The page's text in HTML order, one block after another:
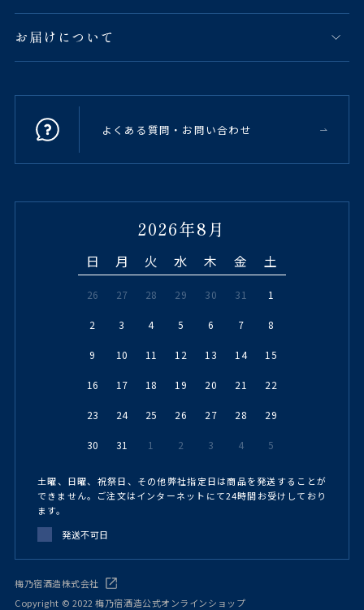
お届けについて
よくある質問・お問い合わせ
2026年8月
日 月 火 水 木 金 土
26 27 28 29 30 31 1
2 3 4 5 6 7 8
9 10 11 12 13 14 15
16 17 18 19 20 21 22
23 24 25 26 27 28 29
30 31 1 2 3 4 5
土曜、日曜、祝祭日、その他弊社指定日は商品を発送することが
できません。ご注文はインターネットにて24時間お受けしており
ます。
発送不可日
梅乃宿酒造株式会社
Copyright © 2022 梅乃宿酒造公式オンラインショップ